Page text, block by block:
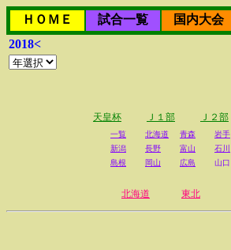
ＨＯＭＥ 試合一覧 国内大会
2018<
天皇杯 Ｊ１部 Ｊ２部
一覧 北海道 青森 岩手
新潟
長野 富山 石川
島根
岡山 広島 山口
北海道 東北